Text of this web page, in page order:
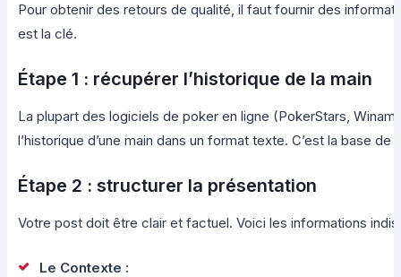
Pour obtenir des retours de qualité, il faut fournir des
est la clé.
Étape 1 : récupérer l’historique de la main
La plupart des logiciels de poker en ligne (PokerStars,
l’historique d’une main dans un format texte. C’est la base de
Étape 2 : structurer la présentation
Votre post doit être clair et factuel. Voici les informations
Le Contexte :